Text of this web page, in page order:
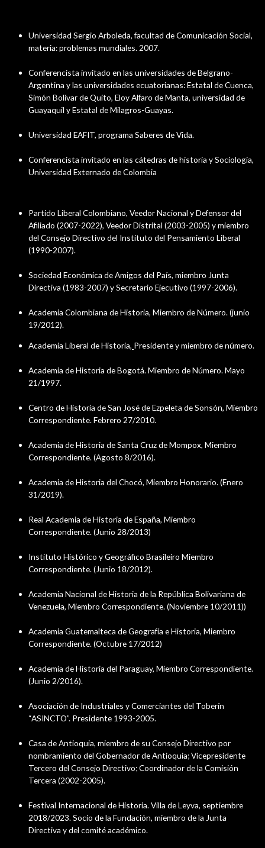
Universidad Sergio Arboleda, facultad de Comunicación Social,
materia: problemas mundiales. 2007.
Conferencista invitado en las universidades de Belgrano-
Argentina y las universidades ecuatorianas: Estatal de Cuenca,
Simón Bolívar de Quito, Eloy Alfaro de Manta, universidad de
Guayaquil y Estatal de Milagros-Guayas.
Universidad EAFIT, programa Saberes de Vida.
Conferencista invitado en las cátedras de historia y Sociología,
Universidad Externado de Colombia
Partido Liberal Colombiano, Veedor Nacional y Defensor del
Afiliado (2007-2022), Veedor Distrital (2003-2005) y miembro
del Consejo Directivo del Instituto del Pensamiento Liberal
(1990-2007).
Sociedad Económica de Amigos del País, miembro Junta
Directiva (1983-2007) y Secretario Ejecutivo (1997-2006).
Academia Colombiana de Historia, Miembro de Número. (junio
19/2012).
Academia Liberal de Historia, Presidente y miembro de número.
Academia de Historia de Bogotá. Miembro de Número. Mayo
21/1997.
Centro de Historia de San José de Ezpeleta de Sonsón, Miembro
Correspondiente. Febrero 27/2010.
Academia de Historia de Santa Cruz de Mompox, Miembro
Correspondiente. (Agosto 8/2016).
Academia de Historia del Chocó, Miembro Honorario. (Enero
31/2019).
Real Academia de Historia de España, Miembro
Correspondiente. (Junio 28/2013)
Instituto Histórico y Geográfico Brasileiro Miembro
Correspondiente. (Junio 18/2012).
Academia Nacional de Historia de la República Bolivariana de
Venezuela, Miembro Correspondiente. (Noviembre 10/2011))
Academia Guatemalteca de Geografía e Historia, Miembro
Correspondiente. (Octubre 17/2012)
Academia de Historia del Paraguay, Miembro Correspondiente.
(Junio 2/2016).
Asociación de Industriales y Comerciantes del Toberín
“ASINCTO”. Presidente 1993-2005.
Casa de Antioquia, miembro de su Consejo Directivo por
nombramiento del Gobernador de Antioquia; Vicepresidente
Tercero del Consejo Directivo; Coordinador de la Comisión
Tercera (2002-2005).
Festival Internacional de Historia. Villa de Leyva, septiembre
2018/2023. Socio de la Fundación, miembro de la Junta
Directiva y del comité académico.